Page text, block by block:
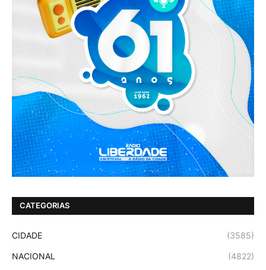
CATEGORIAS
CIDADE (3585)
NACIONAL (4822)